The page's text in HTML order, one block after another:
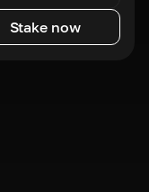
Stake now